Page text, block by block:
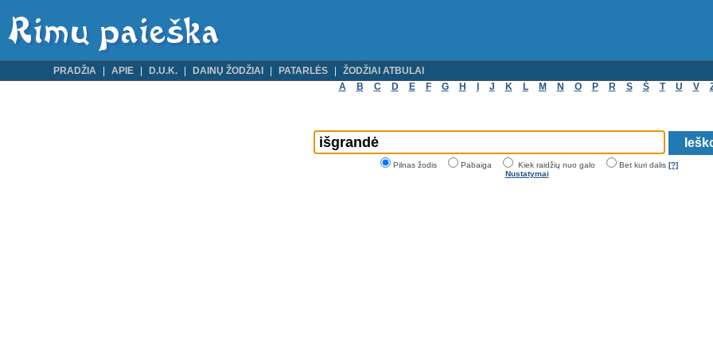
PRADŽIA APIE D.U.K. DAINŲ ŽODŽIAI PATARLĖS
ŽODŽIAI ATBULAI
A
B C D E F G H J K L M N O P R S Š T U V
Pilnas žodis Pabaiga Kiek raidžių nuo galo Bet kuri dalis [?]
Nustatymai